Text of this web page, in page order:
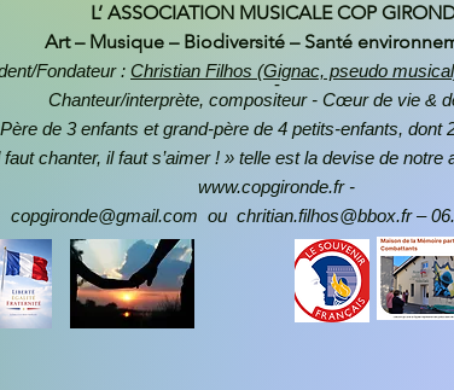
-
L’ ASSOCIATION MUSICALE COP
Art – Musique – Biodiversité – Santé
Fondateur : Christian Filhos (Gignac, pseudo
Chanteur/interprète, compositeur - Cœur de vie &
Père de 3 enfants et grand-père de 4 petits-enfants, dont
chanter, il faut s’aimer ! » telle est la devise de
www.copgironde.fr -
copgironde@gmail.com ou chritian.filhos@bbox.fr –